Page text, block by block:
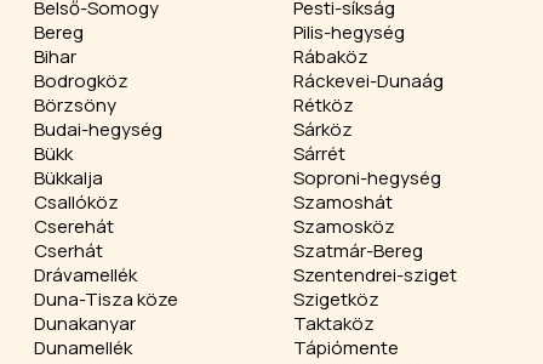
Belső-Somogy
Bereg
Bihar
Bodrogköz
Börzsöny
Budai-hegység
Bükk
Bükkalja
Csallóköz
Cserehát
Cserhát
Drávamellék
Duna-Tisza köze
Dunakanyar
Dunamellék
Pesti-síkság
Pilis-hegység
Rábaköz
Ráckevei-Dunaág
Rétköz
Sárköz
Sárrét
Soproni-hegység
Szamoshát
Szamosköz
Szatmár-Bereg
Szentendrei-sziget
Szigetköz
Taktaköz
Tápiómente